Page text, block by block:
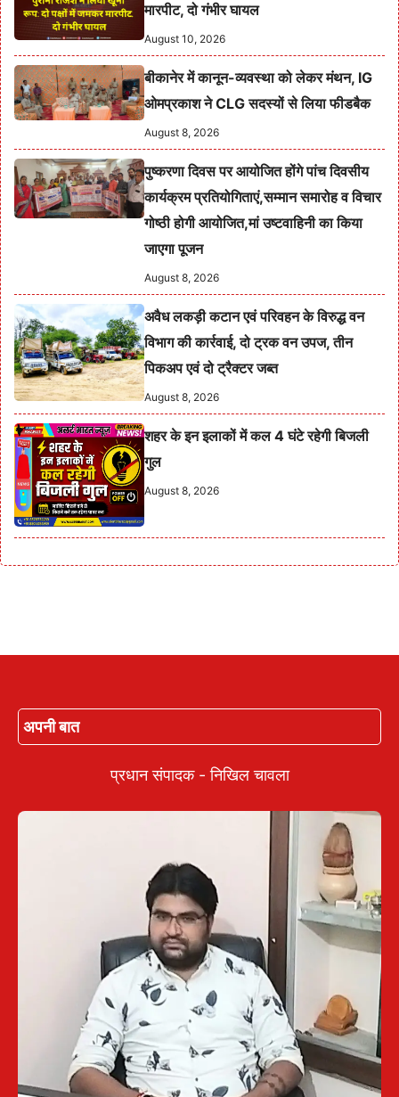
मारपीट, दो गंभीर घायल
August 10, 2026
बीकानेर में कानून-व्यवस्था को लेकर मंथन, IG
ओमप्रकाश ने CLG सदस्यों से लिया फीडबैक
August 8, 2026
पुष्करणा दिवस पर आयोजित होंगे पांच दिवसीय
कार्यक्रम प्रतियोगिताएं,सम्मान समारोह व विचार
गोष्ठी होगी आयोजित,मां उष्टवाहिनी का किया
जाएगा पूजन
August 8, 2026
अवैध लकड़ी कटान एवं परिवहन के विरुद्ध वन
विभाग की कार्रवाई, दो ट्रक वन उपज, तीन
पिकअप एवं दो ट्रैक्टर जब्त
August 8, 2026
शहर के इन इलाकों में कल 4 घंटे रहेगी बिजली
गुल
August 8, 2026
अपनी बात
प्रधान संपादक - निखिल चावला